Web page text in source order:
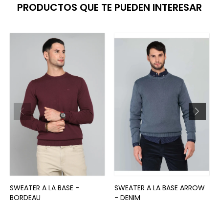
PRODUCTOS QUE TE PUEDEN INTERESAR
SWEATER A LA BASE -
BORDEAU
SWEATER A LA BASE ARROW
- DENIM